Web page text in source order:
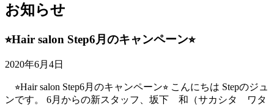
お知らせ
⭐︎Hair salon Step6月のキャンペーン⭐︎
2020年6月4日
⭐︎Hair salon Step6月のキャンペーン⭐︎ こんにちは Stepのジュ
ンです。 6月からの新スタッフ、坂下 和（サカシタ ワタ